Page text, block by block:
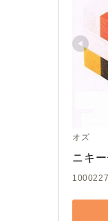
オズ
ニキ